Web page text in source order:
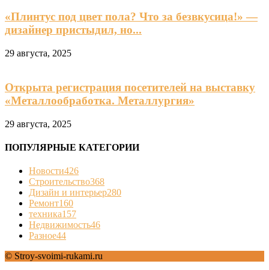
«Плинтус под цвет пола? Что за безвкусица!» —
дизайнер пристыдил, но...
29 августа, 2025
Открыта регистрация посетителей на выставку
«Металлообработка. Металлургия»
29 августа, 2025
ПОПУЛЯРНЫЕ КАТЕГОРИИ
Новости426
Строительство368
Дизайн и интерьер280
Ремонт160
техника157
Недвижимость46
Разное44
© Stroy-svoimi-rukami.ru